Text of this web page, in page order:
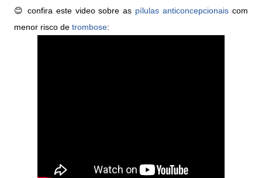
😊 confira este video sobre as pílulas anticoncepcionais com
menor risco de trombose: